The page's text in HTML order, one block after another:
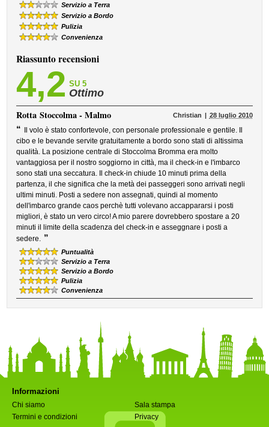
Servizio a Terra
Servizio a Bordo
Pulizia
Convenienza
Riassunto recensioni
4,2 SU 5
Ottimo
RottaStoccolma - Malmo Christian 28 luglio 2010
“
Il volo è stato confortevole, con personale professionale e gentile. Il
cibo e le bevande servite gratuitamente a bordo sono stati di altissima
qualità. La posizione centrale di Stoccolma Bromma era molto
vantaggiosa per il nostro soggiorno in città, ma il check-in e l'imbarco
sono stati una seccatura. Il check-in chiude 10 minuti prima della
partenza, il che significa che la metà dei passeggeri sono arrivati negli
ultimi minuti. Posti a sedere non assegnati, quindi al momento
dell'imbarco grande caos perchè tutti volevano accappararsi i posti
migliori, è stato un vero circo! A mio parere dovrebbero spostare a 20
minuti il limite della scadenza del check-in e asseggnare i posti a
sedere. ”
Puntualità
Servizio a Terra
Servizio a Bordo
Pulizia
Convenienza
Informazioni
Chi siamo
Sala stampa
Termini e condizioni
Privacy